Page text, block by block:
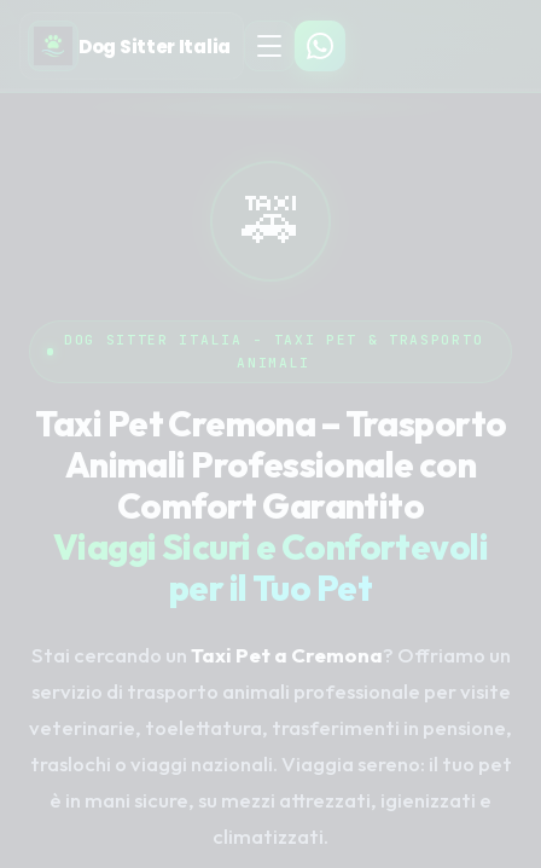
Dog Sitter Italia
🚕
DOG SITTER ITALIA - TAXI PET & TRASPORTO
ANIMALI
Taxi Pet Cremona – Trasporto
Animali Professionale con
Comfort Garantito
Viaggi Sicuri e Confortevoli
per il Tuo Pet
Stai cercando unTaxi Pet a Cremona? Offriamo un
servizio di trasporto animali professionale per visite
veterinarie, toelettatura, trasferimenti in pensione,
traslochi o viaggi nazionali. Viaggia sereno: il tuo pet
è in mani sicure, su mezzi attrezzati, igienizzati e
climatizzati.